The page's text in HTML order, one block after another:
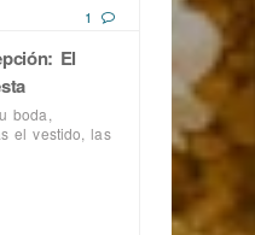
1
El
boda,
el vestido, las